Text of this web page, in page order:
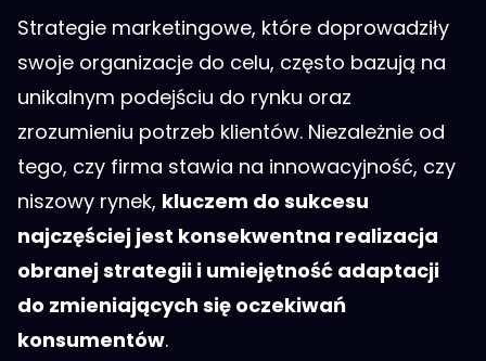
Strategie marketingowe, które doprowadziły
swoje organizacje do celu, często bazują na
unikalnym podejściu do rynku oraz
zrozumieniu potrzeb klientów. Niezależnie od
tego, czy firma stawia na innowacyjność, czy
niszowy rynek, kluczem do sukcesu
najczęściej jest konsekwentna realizacja
obranej strategii i umiejętność adaptacji
do zmieniających się oczekiwań
konsumentów.